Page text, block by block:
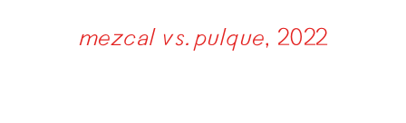
mezcal vs. pulque, 2022